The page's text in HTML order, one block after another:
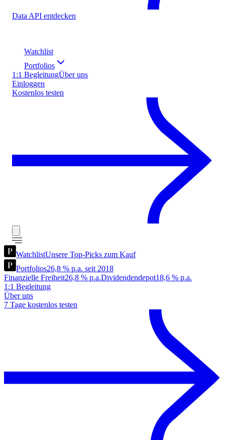
Data API entdecken
Watchlist
Portfolios
1:1 BegleitungÜber uns
Einloggen
Kostenlos testen
WatchlistUnsere Top-Picks zum Kauf
Portfolios26,8 % p.a. seit 2018
Finanzielle Freiheit26,8 % p.a.Dividendendepot18,6 % p.a.
1:1 Begleitung
Über uns
7 Tage kostenlos testen